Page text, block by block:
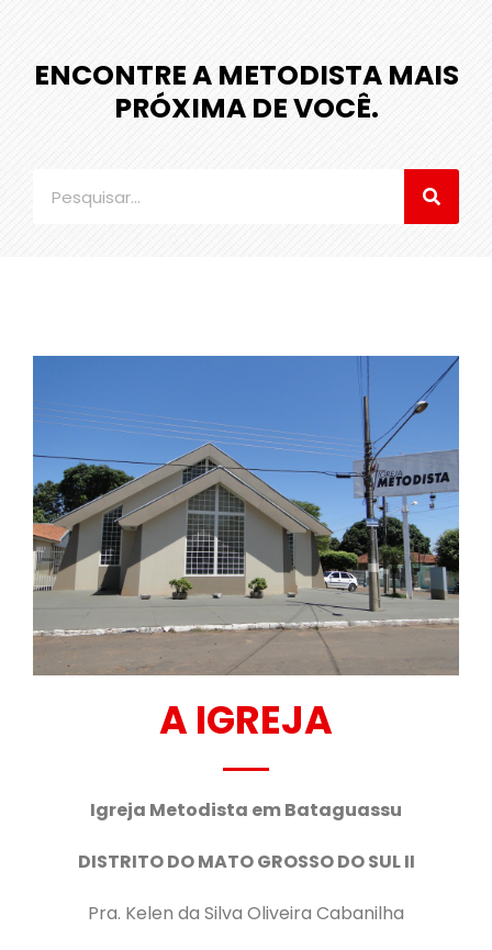
ENCONTRE A METODISTA MAIS
PRÓXIMA DE VOCÊ.
A IGREJA
Igreja Metodista em Bataguassu
DISTRITO DO MATO GROSSO DO SUL II
Pra. Kelen da Silva Oliveira Cabanilha